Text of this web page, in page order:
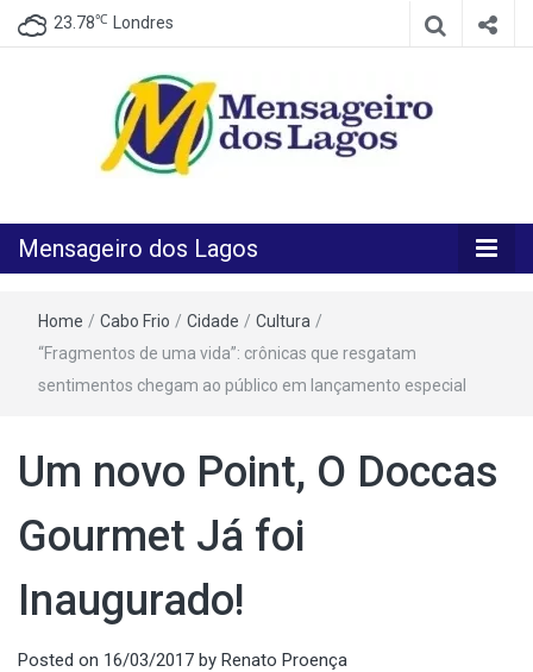
23.78℃ Londres
Mensageiro
dos Lagos
Mensageiro dos Lagos
Home / Cabo Frio / Cidade / Cultura /
“Fragmentos de uma vida”: crônicas que resgatam
sentimentos chegam ao público em lançamento especial
Um novo Point, O Doccas
Gourmet Já foi
Inaugurado!
Posted on 16/03/2017 by Renato Proença